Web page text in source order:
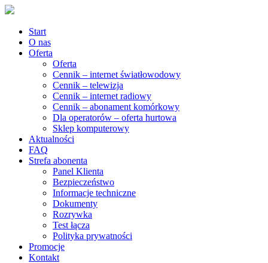
Start
O nas
Oferta
Oferta
Cennik – internet światłowodowy
Cennik – telewizja
Cennik – internet radiowy
Cennik – abonament komórkowy
Dla operatorów – oferta hurtowa
Sklep komputerowy
Aktualności
FAQ
Strefa abonenta
Panel Klienta
Bezpieczeństwo
Informacje techniczne
Dokumenty
Rozrywka
Test łącza
Polityka prywatności
Promocje
Kontakt